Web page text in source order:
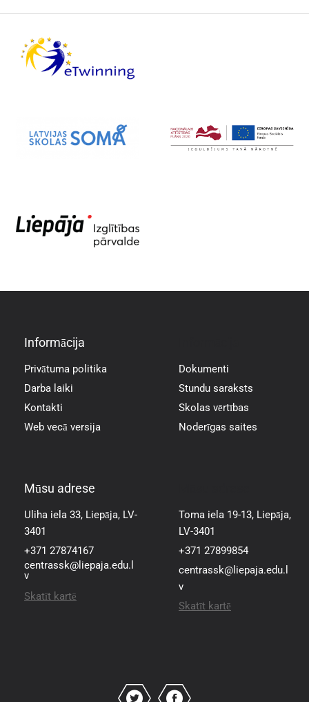
Informācija
Privātuma politika
Darba laiki
Kontakti
Web vecā versija
Dokumenti
Stundu saraksts
Skolas vērtības
Noderīgas saites
Mūsu adrese
Uliha iela 33, Liepāja, LV-
3401
+371 27874167
centrassk@liepaja.edu.l
v
Skatīt kartē
Toma iela 19-13, Liepāja,
LV-3401
+371 27899854
centrassk@liepaja.edu.l
v
Skatīt kartē